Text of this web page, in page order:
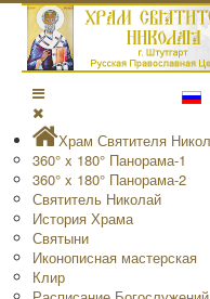
Храм Святителя
360° x 180° Панорама-1
360° x 180° Панорама-2
Святитель Николай
История Храма
Святыни
Иконописная мастерская
Клир